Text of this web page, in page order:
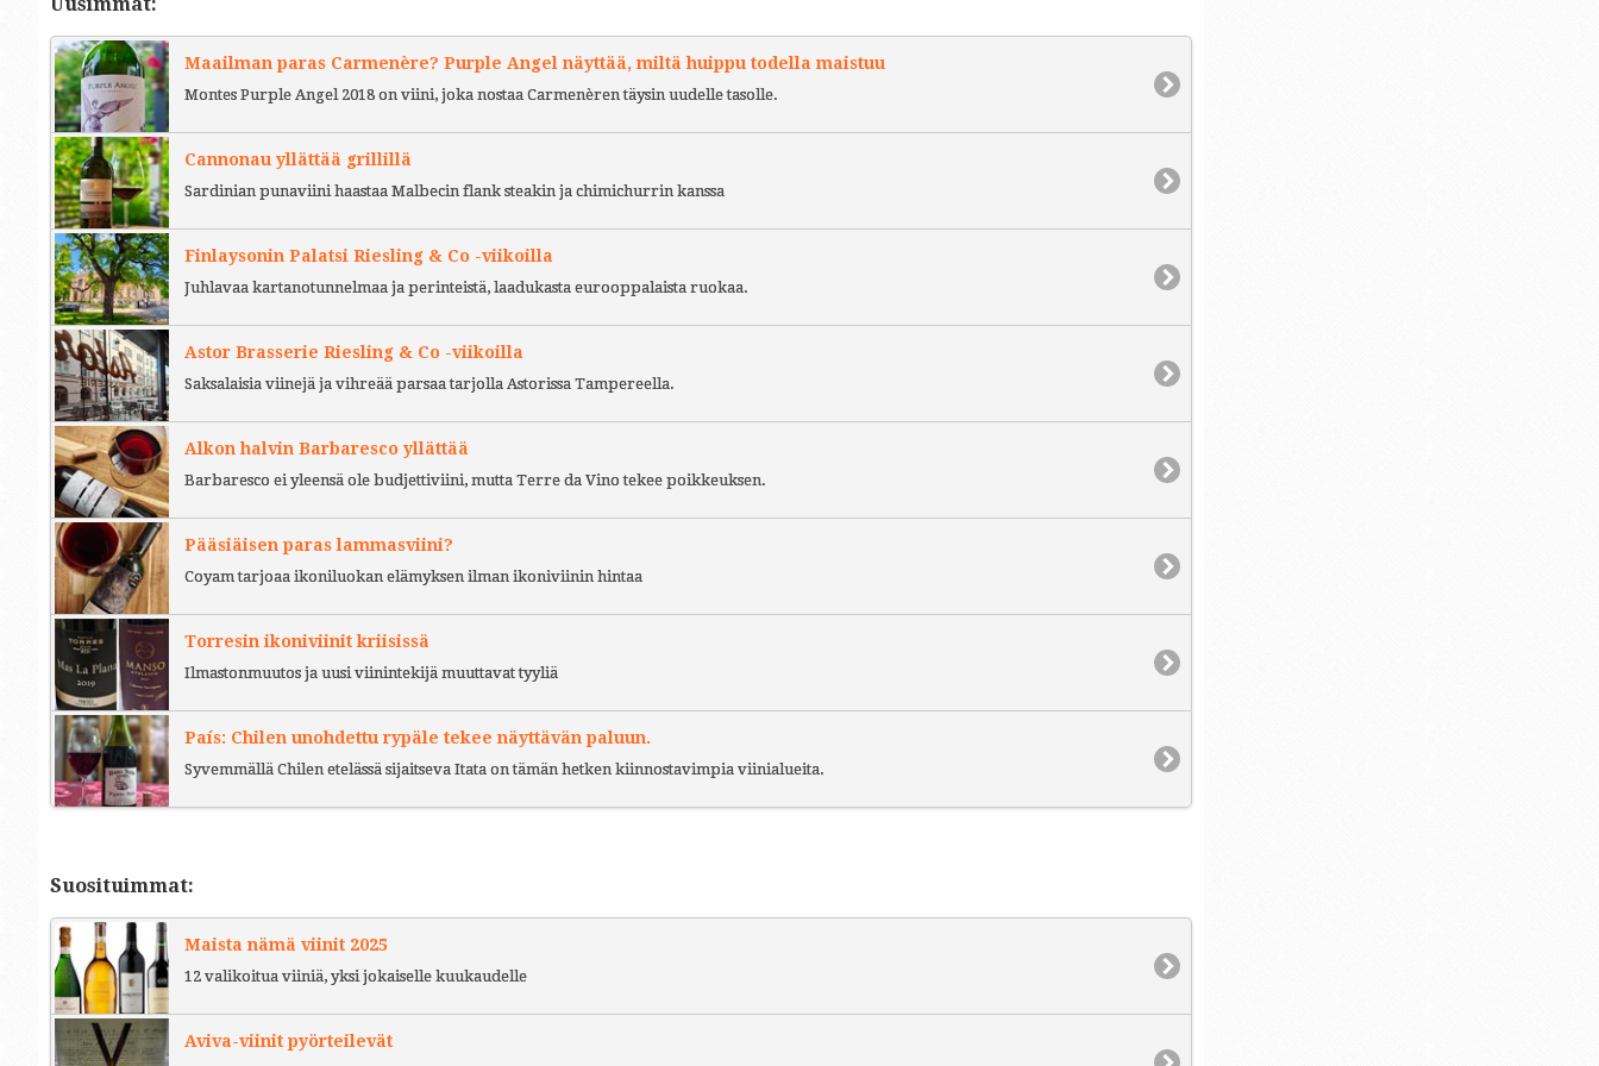
Uusimmat:
Maailman paras Carmenère? Purple Angel näyttää, miltä huippu todella maistuu
Montes Purple Angel 2018 on viini, joka nostaa Carmenèren täysin uudelle tasolle.
Cannonau yllättää grillillä
Sardinian punaviini haastaa Malbecin flank steakin ja chimichurrin kanssa
Finlaysonin Palatsi Riesling & Co -viikoilla
Juhlavaa kartanotunnelmaa ja perinteistä, laadukasta eurooppalaista ruokaa.
Astor Brasserie Riesling & Co -viikoilla
Saksalaisia viinejä ja vihreää parsaa tarjolla Astorissa Tampereella.
Alkon halvin Barbaresco yllättää
Barbaresco ei yleensä ole budjettiviini, mutta Terre da Vino tekee poikkeuksen.
Pääsiäisen paras lammasviini?
Coyam tarjoaa ikoniluokan elämyksen ilman ikoniviinin hintaa
Torresin ikoniviinit kriisissä
Ilmastonmuutos ja uusi viinintekijä muuttavat tyyliä
País: Chilen unohdettu rypäle tekee näyttävän paluun.
Syvemmällä Chilen etelässä sijaitseva Itata on tämän hetken kiinnostavimpia viinialueita.
Suosituimmat:
Maista nämä viinit 2025
12 valikoitua viiniä, yksi jokaiselle kuukaudelle
Aviva-viinit pyörteilevät